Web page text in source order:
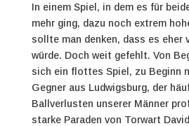
In einem Spiel, in dem es für
mehr ging, dazu noch extrem
sollte man denken, dass es eher
würde. Doch weit gefehlt. Von
sich ein flottes Spiel, zu Beginn
Gegner aus Ludwigsburg, der
Ballverlusten unserer Männer
starke Paraden von Torwart